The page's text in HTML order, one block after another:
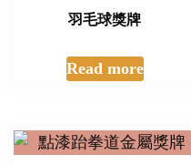
羽毛球獎牌
Read more